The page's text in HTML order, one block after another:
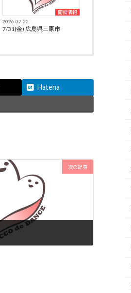
開催情報
2026-07-22
7/31(金) 広島県三原市
Hatena
次の記事